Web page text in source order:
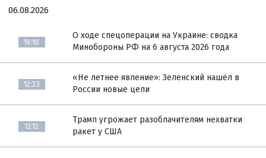
06.08.2026
16:10
О ходе спецоперации на Украине: сводка
Минобороны РФ на 6 августа 2026 года
12:23
«Не летнее явление»: Зеленский нашёл в
России новые цели
12:12
Трамп угрожает разоблачителям нехватки
ракет у США